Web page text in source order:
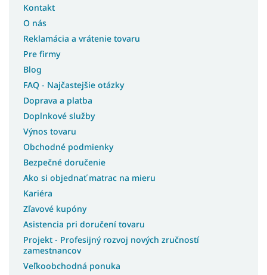
Kontakt
O nás
Reklamácia a vrátenie tovaru
Pre firmy
Blog
FAQ - Najčastejšie otázky
Doprava a platba
Doplnkové služby
Výnos tovaru
Obchodné podmienky
Bezpečné doručenie
Ako si objednať matrac na mieru
Kariéra
Zľavové kupóny
Asistencia pri doručení tovaru
Projekt - Profesijný rozvoj nových zručností
zamestnancov
Veľkoobchodná ponuka